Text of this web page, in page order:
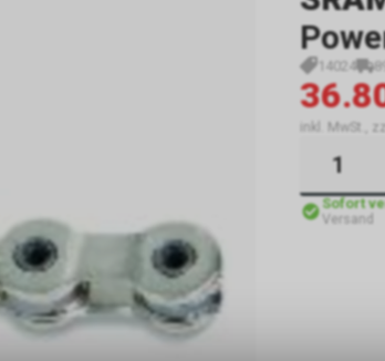
14024
inkl. MwSt.,
Sofort
Versand